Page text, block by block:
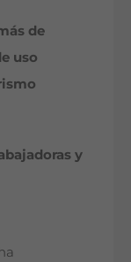
de
uso
y